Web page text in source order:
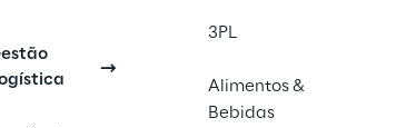
3PL
Alimentos &
Bebidas